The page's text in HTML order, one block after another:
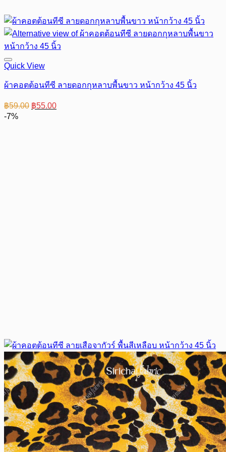
Quick View
ผ้าคอตต้อนทีซี ลายดอกกุหลาบพื้นขาว หน้ากว้าง 45 นิ้ว
฿59.00 Original
price
฿55.00Current
price
-7%